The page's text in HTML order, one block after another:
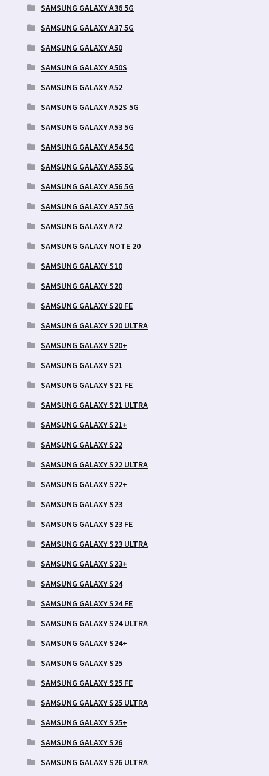
SAMSUNG GALAXY A36 5G
SAMSUNG GALAXY A37 5G
SAMSUNG GALAXY A50
SAMSUNG GALAXY A50S
SAMSUNG GALAXY A52
SAMSUNG GALAXY A52S 5G
SAMSUNG GALAXY A53 5G
SAMSUNG GALAXY A54 5G
SAMSUNG GALAXY A55 5G
SAMSUNG GALAXY A56 5G
SAMSUNG GALAXY A57 5G
SAMSUNG GALAXY A72
SAMSUNG GALAXY NOTE 20
SAMSUNG GALAXY S10
SAMSUNG GALAXY S20
SAMSUNG GALAXY S20 FE
SAMSUNG GALAXY S20 ULTRA
SAMSUNG GALAXY S20+
SAMSUNG GALAXY S21
SAMSUNG GALAXY S21 FE
SAMSUNG GALAXY S21 ULTRA
SAMSUNG GALAXY S21+
SAMSUNG GALAXY S22
SAMSUNG GALAXY S22 ULTRA
SAMSUNG GALAXY S22+
SAMSUNG GALAXY S23
SAMSUNG GALAXY S23 FE
SAMSUNG GALAXY S23 ULTRA
SAMSUNG GALAXY S23+
SAMSUNG GALAXY S24
SAMSUNG GALAXY S24 FE
SAMSUNG GALAXY S24 ULTRA
SAMSUNG GALAXY S24+
SAMSUNG GALAXY S25
SAMSUNG GALAXY S25 FE
SAMSUNG GALAXY S25 ULTRA
SAMSUNG GALAXY S25+
SAMSUNG GALAXY S26
SAMSUNG GALAXY S26 ULTRA